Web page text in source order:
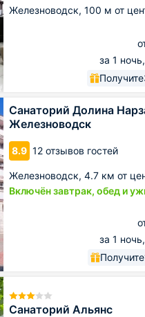
Железноводск, 100 м от
за 1
Получите
Санаторий Долина
Железноводск
8.9 12 отзывов гостей
Железноводск, 4.7 км от
Включён завтрак, обед и
за 1
Получите
Санаторий Альянс